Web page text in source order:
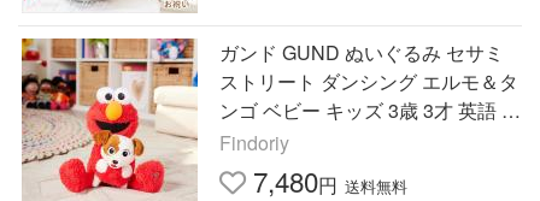
ガンド GUND ぬいぐるみ セサミ
ストリート ダンシング エルモ＆タ
ンゴ ベビー キッズ 3歳 3才 英語 話
す 歌う 動く おしゃべり おもちゃ
犬 いぬ 6055995
Findoriy
7,480円 送料無料